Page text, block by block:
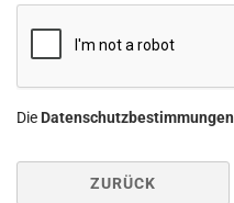
Die Datenschutzbestimmungen
ZURÜCK